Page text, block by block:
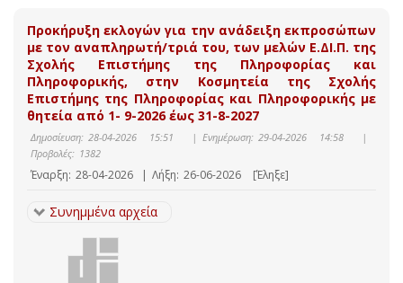
Προκήρυξη εκλογών για την ανάδειξη εκπροσώπων
με τον αναπληρωτή/τριά του, των μελών Ε.ΔΙ.Π. της
Σχολής Επιστήμης της Πληροφορίας και
Πληροφορικής, στην Κοσμητεία της Σχολής
Επιστήμης της Πληροφορίας και Πληροφορικής με
θητεία από 1- 9-2026 έως 31-8-2027
Δημοσίευση: 28-04-2026 15:51 | Ενημέρωση: 29-04-2026 14:58
|
Προβολές: 1382
Έναρξη: 28-04-2026 | Λήξη: 26-06-2026 [Έληξε]
Συνημμένα αρχεία